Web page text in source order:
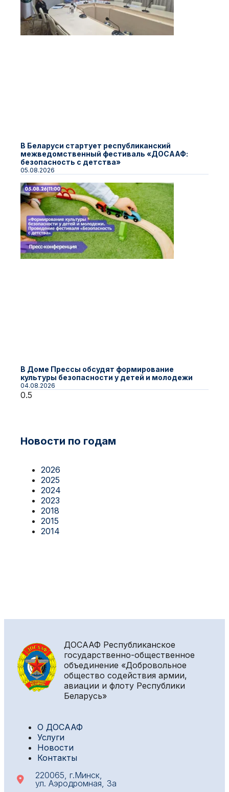
В Беларуси стартует республиканский
межведомственный фестиваль «ДОСААФ:
безопасность с детства»
05.08.2026
В Доме Прессы обсудят формирование
культуры безопасности у детей и молодежи
04.08.2026
Новости по годам
2026
2025
2024
2023
2018
2015
2014
ДОСААФ Республиканское
государственно-общественное
объединение «Добровольное
общество содействия армии,
авиации и флоту Республики
Беларусь»
О ДОСААФ
Услуги
Новости
Контакты
220065, г.Минск,
ул. Аэродромная, 3а